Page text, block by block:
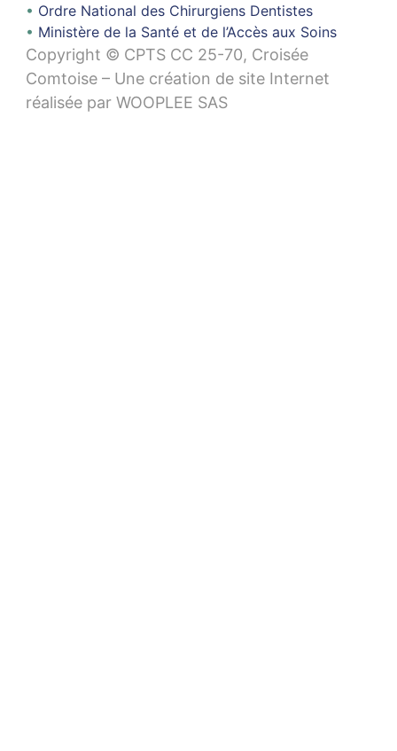
Ordre National des Chirurgiens Dentistes
Ministère de la Santé et de l’Accès aux Soins
Copyright © CPTS CC 25-70, Croisée
Comtoise – Une création de site Internet
réalisée par WOOPLEE SAS